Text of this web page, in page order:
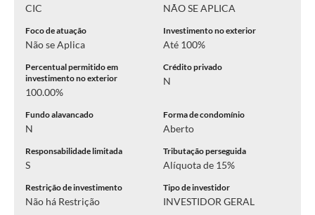
CIC NÃO SE APLICA
Foco de atuação
Não se Aplica
Investimento no exterior
Até 100%
Percentual permitido em
investimento no exterior
100.00%
Crédito privado
N
Fundo alavancado
N
Forma de condomínio
Aberto
Responsabilidade limitada
S
Tributação perseguida
Alíquota de 15%
Restrição de investimento
Não há Restrição
Tipo de investidor
INVESTIDOR GERAL